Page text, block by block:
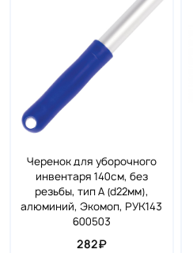
Черенок для уборочного
инвентаря 140см, без
резьбы, тип A (d22мм),
алюминий, Экомоп, РУК143
600503
282₽